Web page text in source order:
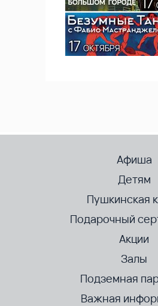
Афиша
Детям
Пушкинская
Подарочный
Акции
Залы
Подземная
Важная